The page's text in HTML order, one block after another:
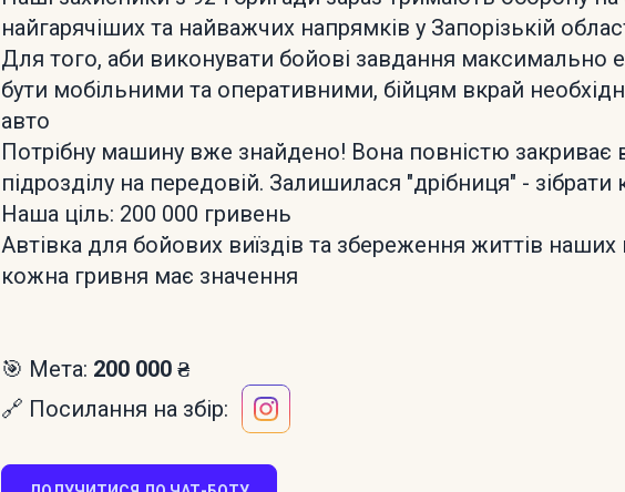
найгарячіших та найважчих напрямків у Запорізькій
Для того, аби виконувати бойові завдання максимально
бути мобільними та оперативними, бійцям вкрай
авто
Потрібну машину вже знайдено! Вона повністю закриває
підрозділу на передовій. Залишилася "дрібниця" - зібрати
Наша ціль: 200 000 гривень
Автівка для бойових виїздів та збереження життів наших
кожна гривня має значення
🎯 Мета: 200 000 ₴
🔗 Посилання на збір: